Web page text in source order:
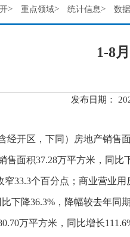
> 重点领域> 统计信息> 数
1-8
发布日期：
经开区，下同）房地产销售
售面积37.28万平方米，同
窄33.3个百分点；商业营业
下降36.3%，降幅较去年同
万平方米，同比增长